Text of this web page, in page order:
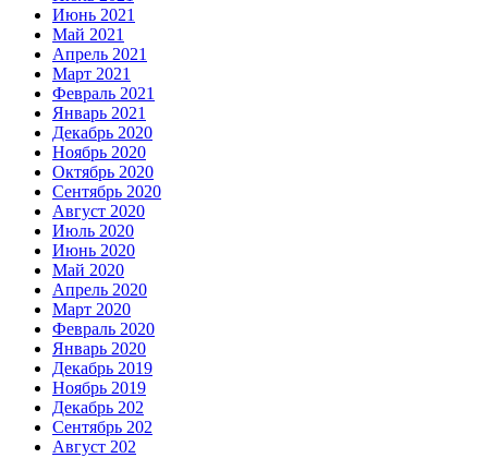
Июнь 2021
Май 2021
Апрель 2021
Март 2021
Февраль 2021
Январь 2021
Декабрь 2020
Ноябрь 2020
Октябрь 2020
Сентябрь 2020
Август 2020
Июль 2020
Июнь 2020
Май 2020
Апрель 2020
Март 2020
Февраль 2020
Январь 2020
Декабрь 2019
Ноябрь 2019
Декабрь 202
Сентябрь 202
Август 202